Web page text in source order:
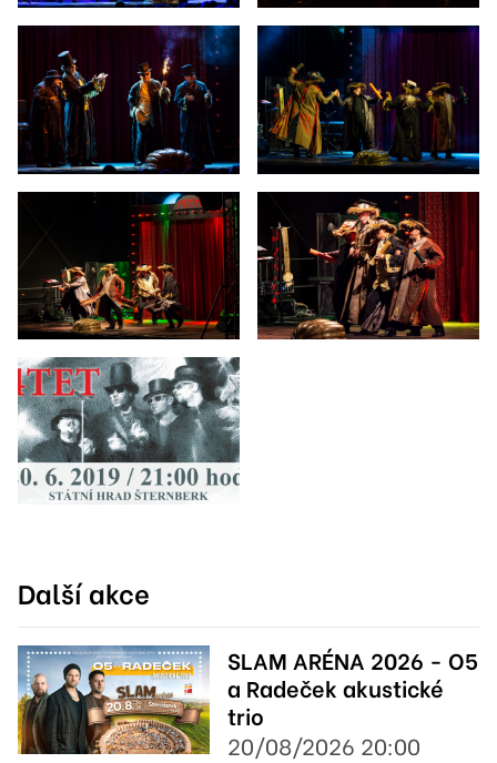
Další akce
SLAM ARÉNA 2026 - O5
a Radeček akustické
trio
20/08/2026 20:00